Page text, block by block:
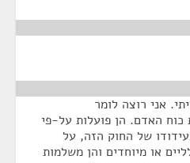
אני רוצה לומר
האדם. הן פועלות על-פי
של החוק הזה, על
או מיוחדים והן משלמות